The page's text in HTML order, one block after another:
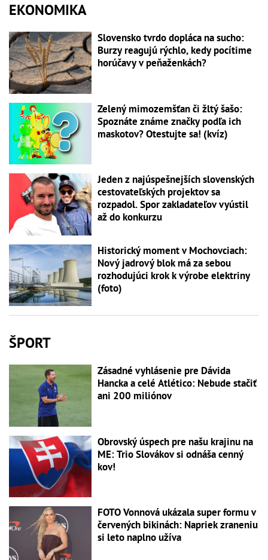
EKONOMIKA
Slovensko tvrdo dopláca na sucho:
Burzy reagujú rýchlo, kedy pocítime
horúčavy v peňaženkách?
Zelený mimozemšťan či žltý šašo:
Spoznáte známe značky podľa ich
maskotov? Otestujte sa! (kvíz)
Jeden z najúspešnejších slovenských
cestovateľských projektov sa
rozpadol. Spor zakladateľov vyústil
až do konkurzu
Historický moment v Mochovciach:
Nový jadrový blok má za sebou
rozhodujúci krok k výrobe elektriny
(foto)
ŠPORT
Zásadné vyhlásenie pre Dávida
Hancka a celé Atlético: Nebude stačiť
ani 200 miliónov
Obrovský úspech pre našu krajinu na
ME: Trio Slovákov si odnáša cenný
kov!
FOTO Vonnová ukázala super formu v
červených bikinách: Napriek zraneniu
si leto naplno užíva